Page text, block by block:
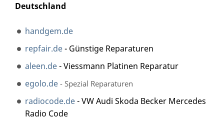
Deutschland
handgem.de
repfair.de- Günstige Reparaturen
aleen.de- Viessmann Platinen Reparatur
egolo.de - Spezial Reparaturen
radiocode.de- VW Audi Skoda Becker Mercedes
Radio Code